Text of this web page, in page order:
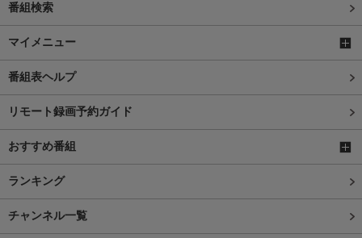
番組検索
マイメニュー
番組表ヘルプ
リモート録画予約ガイド
おすすめ番組
ランキング
チャンネル一覧